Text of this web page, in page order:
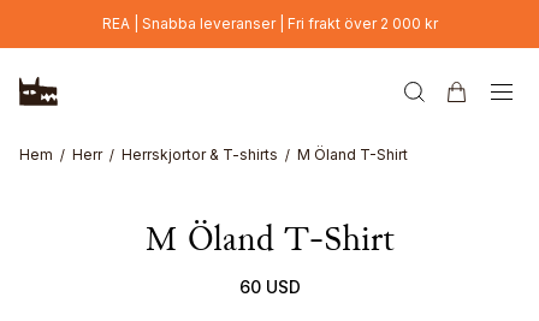
Hoppa till huvudinnehållREA | Snabba leveranser | Fri frakt över 2 000 kr
Hem Herr Herrskjortor & T-shirts M Öland T-Shirt
M Öland T-Shirt
60 USD